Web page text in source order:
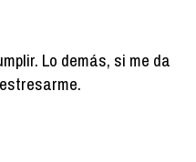
Lo demás, si me da